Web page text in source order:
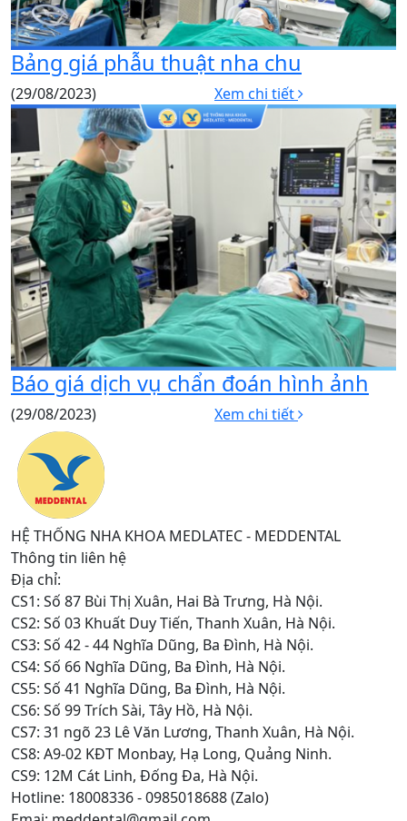
Bảng giá phẫu thuật nha chu
(29/08/2023) Xem chi tiết
Báo giá dịch vụ chẩn đoán hình ảnh
(29/08/2023) Xem chi tiết
HỆ THỐNG NHA KHOA MEDLATEC - MEDDENTAL
Thông tin liên hệ
Địa chỉ:
CS1: Số 87 Bùi Thị Xuân, Hai Bà Trưng, Hà Nội.
CS2: Số 03 Khuất Duy Tiến, Thanh Xuân, Hà Nội.
CS3: Số 42 - 44 Nghĩa Dũng, Ba Đình, Hà Nội.
CS4: Số 66 Nghĩa Dũng, Ba Đình, Hà Nội.
CS5: Số 41 Nghĩa Dũng, Ba Đình, Hà Nội.
CS6: Số 99 Trích Sài, Tây Hồ, Hà Nội.
CS7: 31 ngõ 23 Lê Văn Lương, Thanh Xuân, Hà Nội.
CS8: A9-02 KĐT Monbay, Hạ Long, Quảng Ninh.
CS9: 12M Cát Linh, Đống Đa, Hà Nội.
Hotline: 18008336 - 0985018688 (Zalo)